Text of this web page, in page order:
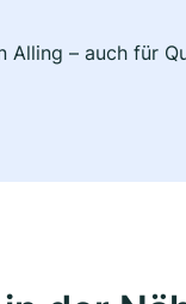
Alling – auch für